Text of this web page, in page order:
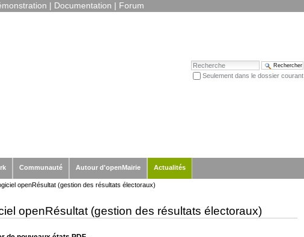
| Documentation | Forum
Chercher par
Seulement dans le dossier courant
Communauté Autour d'openMairie Actualités
openRésultat (gestion des résultats électoraux)
openRésultat (gestion des résultats électoraux)